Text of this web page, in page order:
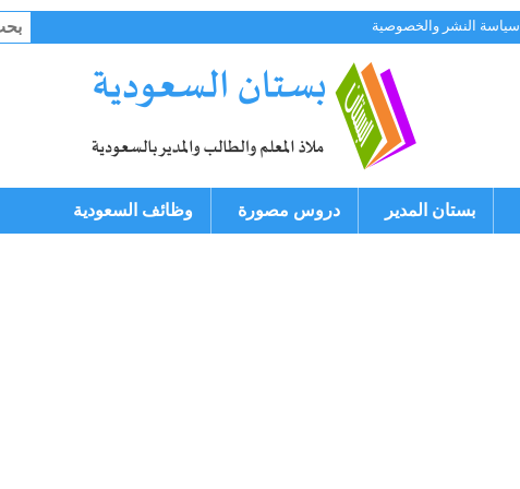
سياسة النشر والخصوصية
عن:
بستان المدير دروس مصورة وظائف السعودية